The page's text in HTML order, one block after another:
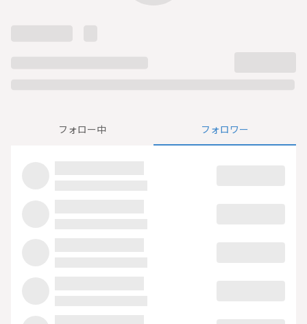
フォロー中 フォロワー